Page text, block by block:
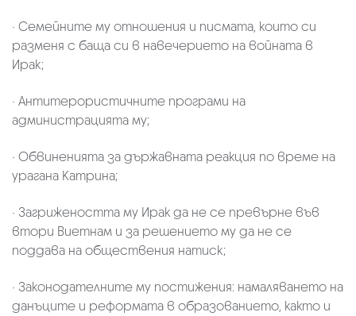
· Семейните му отношения и писмата, които си
разменя с баща си в навечерието на войната в
Ирак;
· Антитерористичните програми на
администрацията му;
· Обвиненията за държавната реакция по време на
урагана Катрина;
· Загрижеността му Ирак да не се превърне във
втори Виетнам и за решението му да не се
поддава на обществения натиск;
· Законодателните му постижения: намаляването на
данъците и реформата в образованието, както и